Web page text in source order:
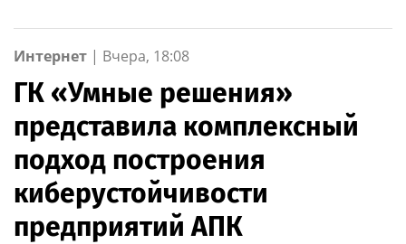
Интернет | Вчера, 18:08
ГК «Умные решения»
представила комплексный
подход построения
киберустойчивости
предприятий АПК